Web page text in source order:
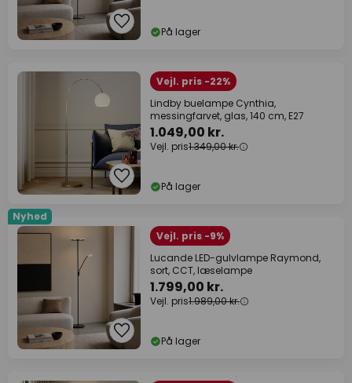
På lager
Vejl. pris -22%
Lindby buelampe Cynthia,
messingfarvet, glas, 140 cm, E27
1.049,00 kr.
Vejl. pris1.349,00 kr.
På lager
Nyhed
Vejl. pris -9%
Lucande LED-gulvlampe Raymond,
sort, CCT, læselampe
1.799,00 kr.
Vejl. pris1.989,00 kr.
På lager